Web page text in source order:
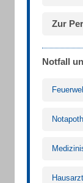
Zur
Notfall
Hausarzt